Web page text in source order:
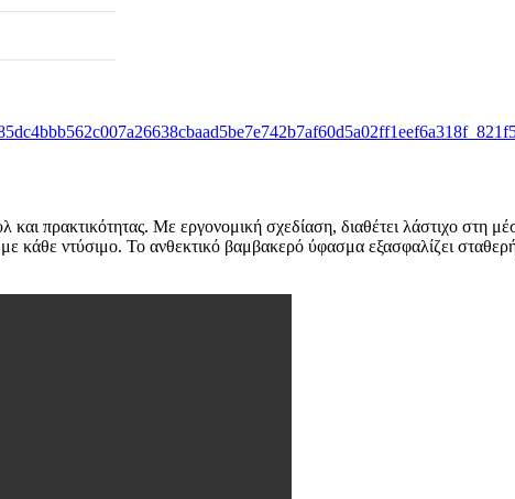
πρακτικότητας. Με εργονομική σχεδίαση, διαθέτει λάστιχο στη
κάθε ντύσιμο. Το ανθεκτικό βαμβακερό ύφασμα εξασφαλίζει